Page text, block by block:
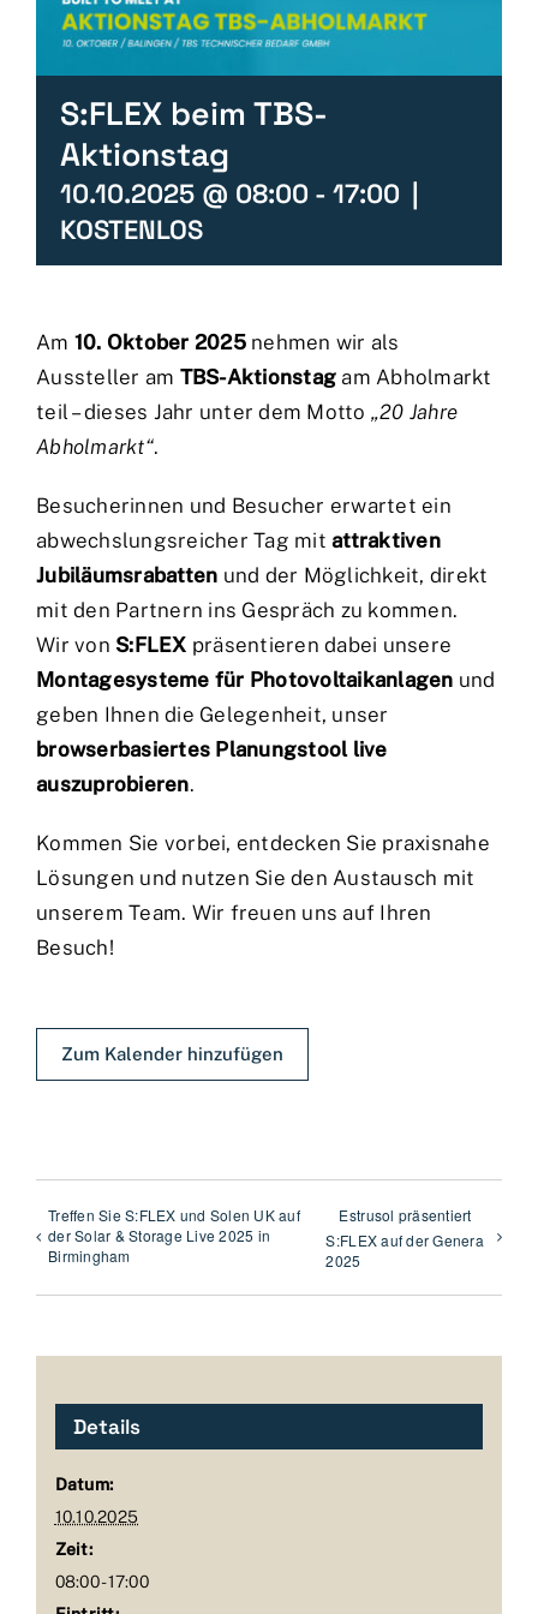
S:FLEX beim TBS-
Aktionstag
10.10.2025 @ 08:00 - 17:00 |
KOSTENLOS
Am 10. Oktober 2025nehmen wir als
Aussteller am TBS-Aktionstag am Abholmarkt
teil – dieses Jahr unter dem Motto „20 Jahre
Abholmarkt“.
Besucherinnen und Besucher erwartet ein
abwechslungsreicher Tag mitattraktiven
Jubiläumsrabatten und der Möglichkeit, direkt
mit den Partnern ins Gespräch zu kommen.
Wir von S:FLEX präsentieren dabei unsere
Montagesysteme für Photovoltaikanlagen und
geben Ihnen die Gelegenheit, unser
browserbasiertes Planungstool live
auszuprobieren.
Kommen Sie vorbei, entdecken Sie praxisnahe
Lösungen und nutzen Sie den Austausch mit
unserem Team. Wir freuen uns auf Ihren
Besuch!
Zum Kalender hinzufügen
Treffen Sie S:FLEX und Solen UK auf
der Solar & Storage Live 2025 in
Birmingham
Estrusol präsentiert
S:FLEX auf der Genera
2025
Details
Datum:
10.10.2025
Zeit:
08:00 - 17:00